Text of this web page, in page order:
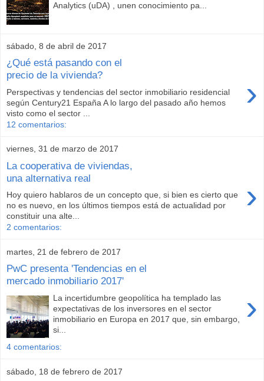
Analytics (uDA) , unen conocimiento pa...
sábado, 8 de abril de 2017
¿Qué está pasando con el
precio de la vivienda?
›
Perspectivas y tendencias del sector inmobiliario residencial
según Century21 España A lo largo del pasado año hemos
visto como el sector ...
12 comentarios:
viernes, 31 de marzo de 2017
La cooperativa de viviendas,
una alternativa real
›
Hoy quiero hablaros de un concepto que, si bien es cierto que
no es nuevo, en los últimos tiempos está de actualidad por
constituir una alte...
2 comentarios:
martes, 21 de febrero de 2017
PwC presenta 'Tendencias en el
mercado inmobiliario 2017'
›
La incertidumbre geopolítica ha templado las
expectativas de los inversores en el sector
inmobiliario en Europa en 2017 que, sin embargo,
si...
4 comentarios:
sábado, 18 de febrero de 2017